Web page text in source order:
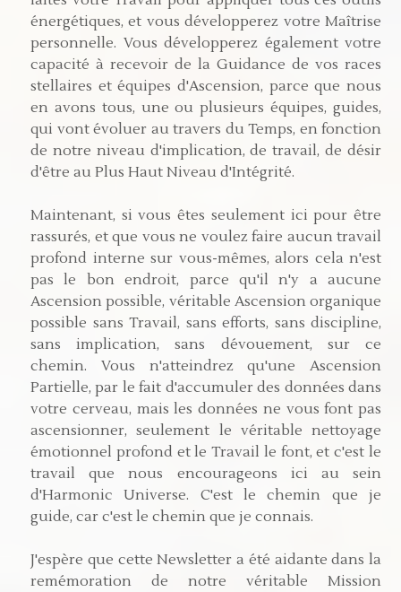
énergétiques, et vous développerez votre Maîtrise
personnelle. Vous développerez également votre
capacité à recevoir de la Guidance de vos races
stellaires et équipes d'Ascension, parce que nous
en avons tous, une ou plusieurs équipes, guides,
qui vont évoluer au travers du Temps, en fonction
de notre niveau d'implication, de travail, de désir
d'être au Plus Haut Niveau d'Intégrité.
Maintenant, si vous êtes seulement ici pour être
rassurés, et que vous ne voulez faire aucun travail
profond interne sur vous-mêmes, alors cela n'est
pas le bon endroit, parce qu'il n'y a aucune
Ascension possible, véritable Ascension organique
possible sans Travail, sans efforts, sans discipline,
sans implication, sans dévouement, sur ce
chemin. Vous n'atteindrez qu'une Ascension
Partielle, par le fait d'accumuler des données dans
votre cerveau, mais les données ne vous font pas
ascensionner, seulement le véritable nettoyage
émotionnel profond et le Travail le font, et c'est le
travail que nous encourageons ici au sein
d'Harmonic Universe. C'est le chemin que je
guide, car c'est le chemin que je connais.
J'espère que cette Newsletter a été aidante dans la
remémoration de notre véritable Mission